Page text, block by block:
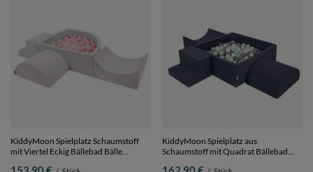
KiddyMoon Spielplatz Schaumstoff
mit Viertel Eckig Bällebad Bälle
KiddyMoon Spielplatz aus
Schaumstoff mit Quadrat Bällebad